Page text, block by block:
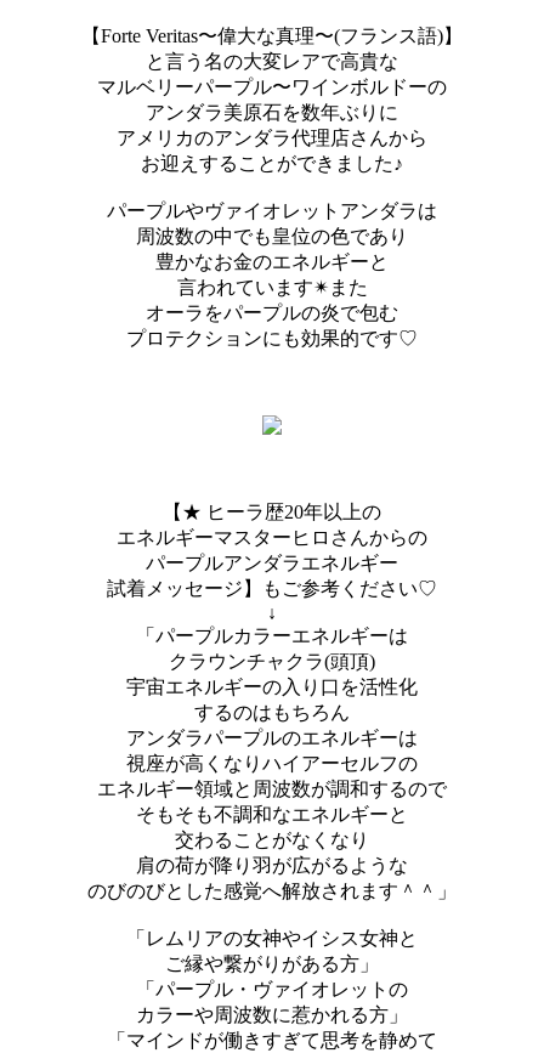
【Forte Veritas〜偉大な真理〜(フランス語)】
と言う名の大変レアで高貴な
マルベリーパープル〜ワインボルドーの
アンダラ美原石を数年ぶりに
アメリカのアンダラ代理店さんから
お迎えすることができました♪
パープルやヴァイオレットアンダラは
周波数の中でも皇位の色であり
豊かなお金のエネルギーと
言われています✴︎また
オーラをパープルの炎で包む
プロテクションにも効果的です♡
【★ ヒーラ歴20年以上の
エネルギーマスターヒロさんからの
パープルアンダラエネルギー
試着メッセージ】もご参考ください♡
↓
「パープルカラーエネルギーは
クラウンチャクラ(頭頂)
宇宙エネルギーの入り口を活性化
するのはもちろん
アンダラパープルのエネルギーは
視座が高くなりハイアーセルフの
エネルギー領域と周波数が調和するので
そもそも不調和なエネルギーと
交わることがなくなり
肩の荷が降り羽が広がるような
のびのびとした感覚へ解放されます＾＾」
「レムリアの女神やイシス女神と
ご縁や繋がりがある方」
「パープル・ヴァイオレットの
カラーや周波数に惹かれる方」
「マインドが働きすぎて思考を静めて